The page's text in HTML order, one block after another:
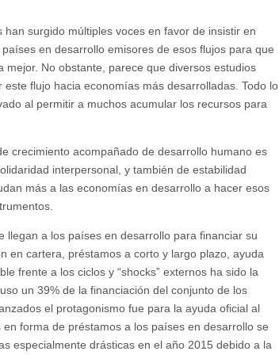
surgido múltiples voces en favor de insistir en
en desarrollo emisores de esos flujos para que
No obstante, parece que diversos estudios
flujo hacia economías más desarrolladas. Todo lo
al permitir a muchos acumular los recursos para
crecimiento acompañado de desarrollo humano es
interpersonal, y también de estabilidad
más a las economías en desarrollo a hacer esos
llegan a los países en desarrollo para financiar su
en cartera, préstamos a corto y largo plazo, ayuda
frente a los ciclos y “shocks” externos ha sido la
un 39% de la financiación del conjunto de los
el protagonismo fue para la ayuda oficial al
forma de préstamos a los países en desarrollo se
especialmente drásticas en el año 2015 debido a la